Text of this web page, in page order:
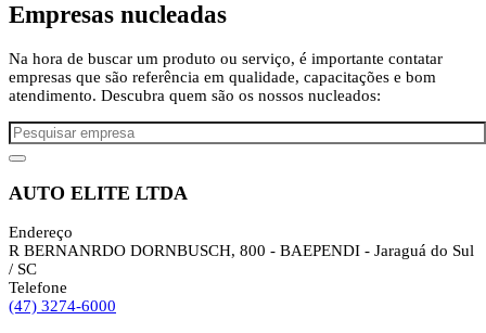
Empresas nucleadas
Na hora de buscar um produto ou serviço, é importante contatar
empresas que são referência em qualidade, capacitações e bom
atendimento. Descubra quem são os nossos nucleados:
AUTO ELITE LTDA
Endereço
R BERNANRDO DORNBUSCH, 800 - BAEPENDI - Jaraguá do Sul
/ SC
Telefone
(47) 3274-6000